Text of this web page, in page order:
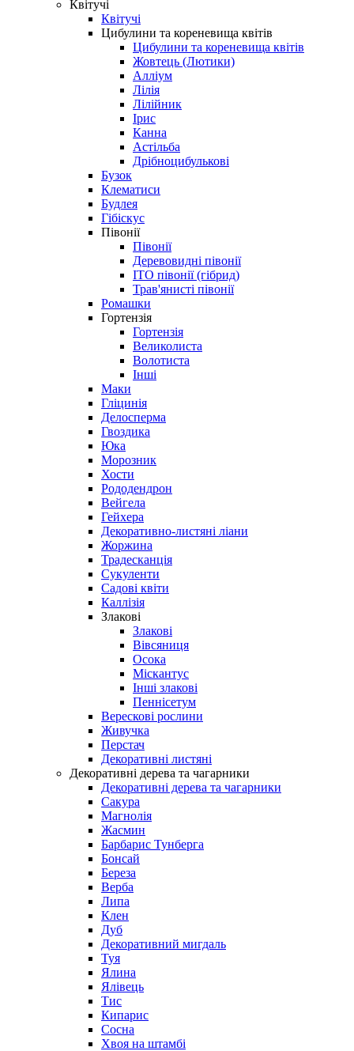
Квітучі
Квітучі
Цибулини та кореневища квітів
Цибулини та кореневища квітів
Жовтець (Лютики)
Алліум
Лілія
Лілійник
Ірис
Канна
Астільба
Дрібноцибулькові
Бузок
Клематиси
Будлея
Гібіскус
Півонії
Півонії
Деревовидні півонії
ІТО півонії (гібрид)
Трав'янисті півонії
Ромашки
Гортензія
Гортензія
Великолиста
Волотиста
Інші
Маки
Гліцинія
Делосперма
Гвоздика
Юка
Морозник
Хости
Рододендрон
Вейгела
Гейхера
Декоративно-листяні ліани
Жоржина
Традесканція
Сукуленти
Садові квіти
Каллізія
Злакові
Злакові
Вівсяниця
Осока
Міскантус
Інші злакові
Пеннісетум
Верескові рослини
Живучка
Перстач
Декоративні листяні
Декоративні дерева та чагарники
Декоративні дерева та чагарники
Сакура
Магнолія
Жасмин
Барбарис Тунберга
Бонсай
Береза
Верба
Липа
Клен
Дуб
Декоративний мигдаль
Туя
Ялина
Ялівець
Тис
Кипарис
Сосна
Хвоя на штамбі